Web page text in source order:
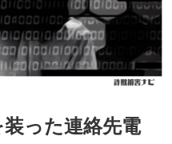
装った連絡先電